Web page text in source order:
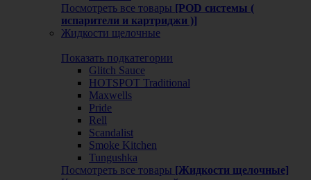
Посмотреть все товары [POD системы (
испарители и картриджи )]
Жидкости щелочные
Показать подкатегории
Glitch Sauce
HOTSPOT Traditional
Maxwells
Pride
Rell
Scandalist
Smoke Kitchen
Tungushka
Посмотреть все товары [Жидкости щелочные]